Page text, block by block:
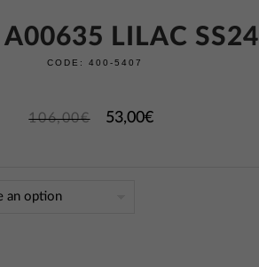
LILAC SS24
CODE:400-5407
106,00€ 53,00€